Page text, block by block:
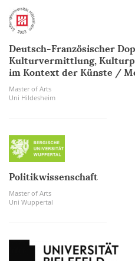
Deutsch-Französischer
Kulturvermittlung,
im Kontext der Künste​​​​​​​ /
Master of Arts
Uni Hildesheim
Politikwissenschaft
Master of Arts
Uni Wuppertal